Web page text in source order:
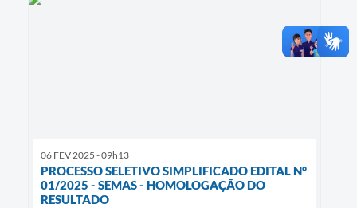
06 FEV 2025 - 09h13
PROCESSO SELETIVO SIMPLIFICADO EDITAL N°
01/2025 - SEMAS - HOMOLOGAÇÃO DO
RESULTADO